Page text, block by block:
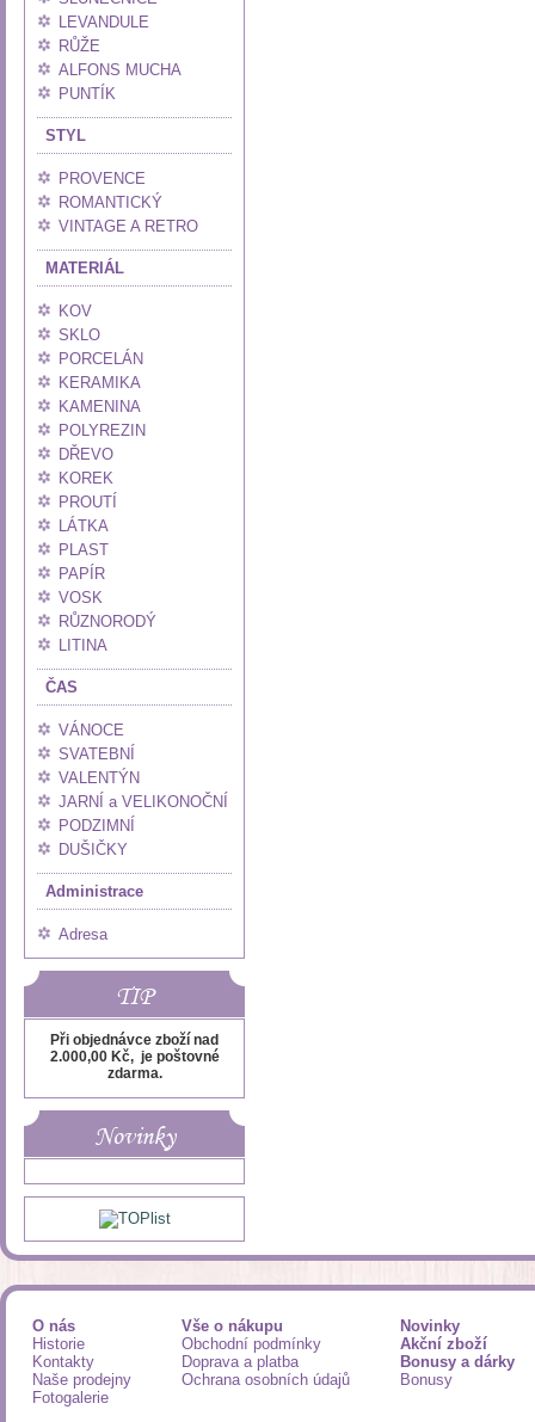
LEVANDULE
RŮŽE
ALFONS MUCHA
PUNTÍK
STYL
PROVENCE
ROMANTICKÝ
VINTAGE A RETRO
MATERIÁL
KOV
SKLO
PORCELÁN
KERAMIKA
KAMENINA
POLYREZIN
DŘEVO
KOREK
PROUTÍ
LÁTKA
PLAST
PAPÍR
VOSK
RŮZNORODÝ
LITINA
ČAS
VÁNOCE
SVATEBNÍ
VALENTÝN
JARNÍ a VELIKONOČNÍ
PODZIMNÍ
DUŠIČKY
Administrace
Adresa
TIP
Při objednávce zboží nad
2.000,00 Kč, je poštovné
zdarma.
Novinky
O nás
Historie
Kontakty
Naše prodejny
Fotogalerie
Vše o nákupu
Obchodní podmínky
Doprava a platba
Ochrana osobních údajů
Novinky
Akční zboží
Bonusy a dárky
Bonusy